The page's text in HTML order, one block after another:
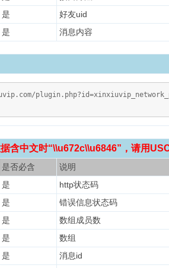
是 好友uid
是 消息内容
含中文时“\\u672c\\u6846”，请用
是否必含 说明
是 http状态码
是 错误信息状态码
是 数组成员数
是
数组
是 消息id